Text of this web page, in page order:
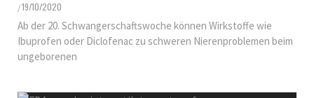
/19/10/2020
Ab der 20. Schwangerschaftswoche können Wirkstoffe wie
Ibuprofen oder Diclofenac zu schweren Nierenproblemen beim
ungeborenen